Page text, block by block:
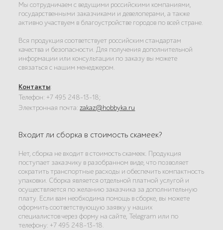
Мы сотрудничаем с ведущими российскими компаниями,
государственными заказчиками и девелоперами, а также
активно участвуем в благоустройстве городов по всей стране.
Вся продукция соответствует российским стандартам
качества и безопасности. Для получения дополнительной
информации или консультации по заказу вы можете
связаться с нашим менеджером.
Контакты:
Телефон: +7 495 248-13-18;
Электронная почта:zakaz@hobbyka.ru
Входит ли сборка в стоимость скамеек?
Нет, сборка не входит в стоимость скамеек. Продукция
поступает заказчику в разобранном виде, что позволяет
сократить транспортные расходы и обеспечить компактность
упаковки. Сборка является отдельной платной услугой и
осуществляется по желанию заказчика за дополнительную
плату. Если вам необходима помощь в сборке, вы можете
оформить соответствующую заявку у наших
специалистов через форму на сайте, Telegram или по
телефону: +7 495 248-13-18.